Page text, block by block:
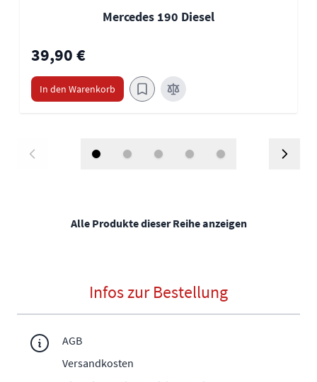
Mercedes 190 Diesel
39,90 €
In den Warenkorb
Alle Produkte dieser Reihe anzeigen
Infos zur Bestellung
AGB
Versandkosten